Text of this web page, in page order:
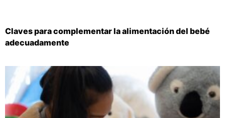
Claves para complementar la alimentación del bebé
adecuadamente